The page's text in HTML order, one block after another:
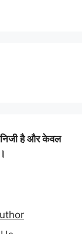
निजी है और केवल